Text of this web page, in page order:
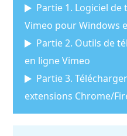
Partie 1. Logiciel
Vimeo pour Windows
Partie 2. Outils de
en ligne Vimeo
Partie 3.
extensions Chrome/